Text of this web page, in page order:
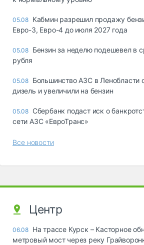
05.08 Кабмин разрешил продажу
Евро-3, Евро-4 до июля 2027 года
05.08 Бензин за неделю подешевел в
рубля
05.08 Большинство АЗС в Ленобласти
дизель и увеличили на бензин
05.08 Сбербанк подаст иск о
сети АЗС «ЕвроТранс»
Все новости
Центр
06.08 На трассе Курск – Касторное
метровый мост через реку